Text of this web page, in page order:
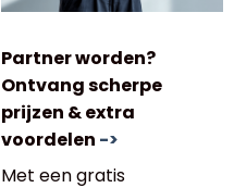
Partner worden?
Ontvang scherpe
prijzen & extra
voordelen ->
Met een gratis